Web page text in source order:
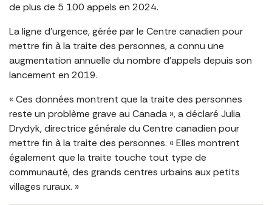
de plus de 5 100 appels en 2024.
La ligne d’urgence, gérée par le Centre canadien pour
mettre fin à la traite des personnes, a connu une
augmentation annuelle du nombre d’appels depuis son
lancement en 2019.
« Ces données montrent que la traite des personnes
reste un problème grave au Canada », a déclaré Julia
Drydyk, directrice générale du Centre canadien pour
mettre fin à la traite des personnes. « Elles montrent
également que la traite touche tout type de
communauté, des grands centres urbains aux petits
villages ruraux. »